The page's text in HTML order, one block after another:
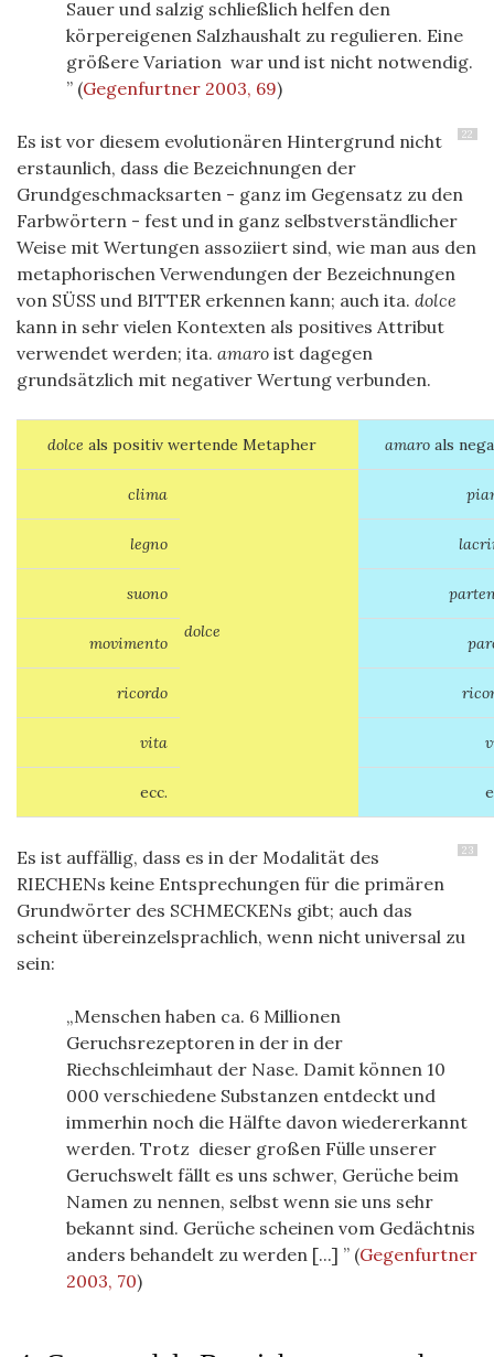
Sauer und salzig schließlich helfen den
körpereigenen Salzhaushalt zu regulieren. Eine
größere Variation war und ist nicht notwendig.
(Gegenfurtner 2003, 69)
22
Es ist vor diesem evolutionären Hintergrund nicht
erstaunlich, dass die Bezeichnungen der
Grundgeschmacksarten - ganz im Gegensatz zu den
Farbwörtern - fest und in ganz selbstverständlicher
Weise mit Wertungen assoziiert sind, wie man aus den
metaphorischen Verwendungen der Bezeichnungen
von SÜSS und BITTER erkennen kann; auch ita. dolce
kann in sehr vielen Kontexten als positives Attribut
verwendet werden; ita. amaro ist dagegen
grundsätzlich mit negativer Wertung verbunden.
dolce als positiv wertende Metapher amaro als
clima
dolce
legno
suono
movimento
ricordo
vita
ecc.
23
Es ist auffällig, dass es in der Modalität des
RIECHENs keine Entsprechungen für die primären
Grundwörter des SCHMECKENs gibt; auch das
scheint übereinzelsprachlich, wenn nicht universal zu
sein:
Menschen haben ca. 6 Millionen
Geruchsrezeptoren in der in der
Riechschleimhaut der Nase. Damit können 10
000 verschiedene Substanzen entdeckt und
immerhin noch die Hälfte davon wiedererkannt
werden. Trotz dieser großen Fülle unserer
Geruchswelt fällt es uns schwer, Gerüche beim
Namen zu nennen, selbst wenn sie uns sehr
bekannt sind. Gerüche scheinen vom Gedächtnis
anders behandelt zu werden [...]
(Gegenfurtner
2003, 70)